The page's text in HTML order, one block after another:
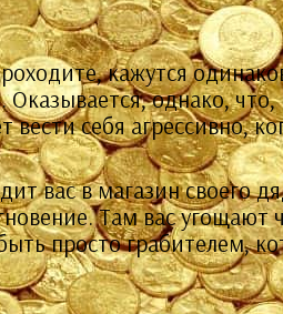
кажутся
однако, что,
себя агрессивно,
вас в магазин своего
Там вас угощают
просто грабителем,